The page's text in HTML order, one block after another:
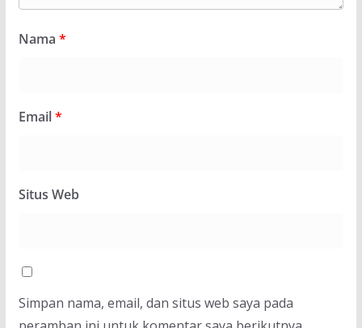
Nama *
Email*
Situs Web
Simpan nama, email, dan situs web saya pada